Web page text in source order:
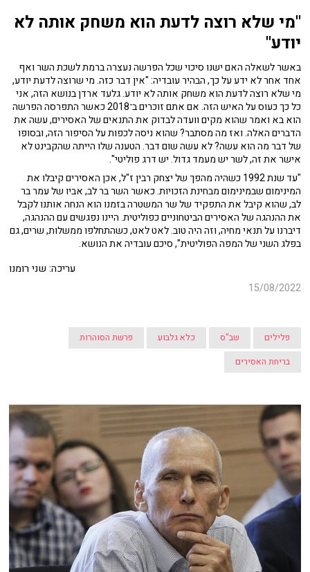
"מי שלא רוצה לדעת הוא משחק אותה לא
יודע"
באשר לשאלה האם ישנו סיכוי שכל הפרשה נעצרה ברמת לשכת השר ואף
אחד אחר לא ידע על כך, הבהיר עובדיה: "אין דבר כזה. מי שרוצה לדעת יודע,
מי שלא רוצה לדעת הוא משחק אותה לא יודע. גלעד ארדן בנושא הזה, אני
כל כך כעוס על האיש הזה. אם אתם זוכרים ב־2018 כאשר התפרסה הפרשה
הוא בא ואמר שהוא מקים וועדה לבדוק את התנאים של האסירים, עשה את
הדברים האלה. ואז מה מסתבר? שהוא ניסה לכפות על הסיפור הזה, ובסופו
של דבר מה הוא עשה? לא עשה שום דבר. הטענה שלו הייתה שהקבינט לא
אישר את זה, לשר יש מעמד גדול. יש דרג פוליטי".
"עד שנת 1992 כשהיה מהפך של יצחק רבין ז"ל, אכן האסירים קיבלו את
המינימום שבמינימום מבחינת הזכויות. כאשר השר בר לב, אביו של עמר בר
לב, שהוא קיבל את התפקיד של שר המשטרה בזמנו הוא הנחה אותנו לקבל
את ההנהגה של האסירים הביטחוניים כפוליטית. היינו נפגשים עם ההנהגה,
דיברנו על תנאי מחיה, וזה היה טוב. לאט לאט, כשהתחלפו ממשלות, שרים, גם
בפלג השני של המפה הפוליטית", סיכם עובדיה את הנושא.
עריכה: שני רומנו
15/08/2022
פלילים שב"ס כלא גלבוע
פרשת הסוהרות
בריחת האסירים